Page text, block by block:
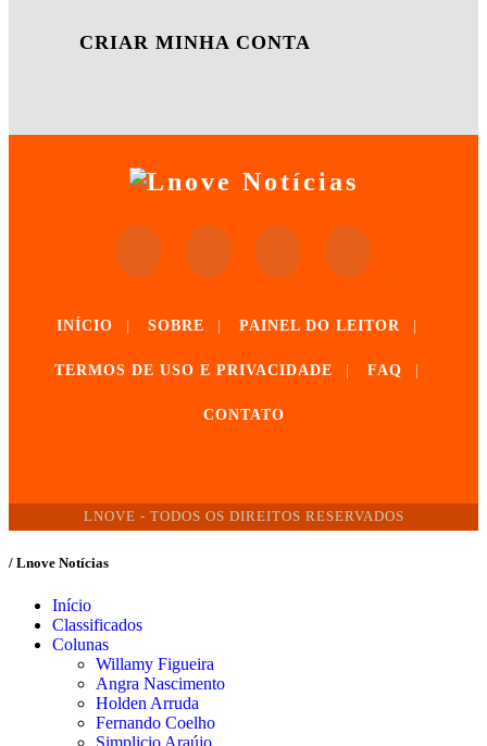
CRIAR MINHA CONTA
INÍCIO SOBRE PAINEL DO LEITOR
TERMOS DE USO E PRIVACIDADE FAQ
CONTATO
LNOVE - TODOS OS DIREITOS RESERVADOS
/ Lnove Notícias
Início
Classificados
Colunas
Willamy Figueira
Angra Nascimento
Holden Arruda
Fernando Coelho